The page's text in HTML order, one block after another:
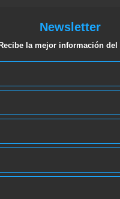
Newsletter
Recibe la mejor información del